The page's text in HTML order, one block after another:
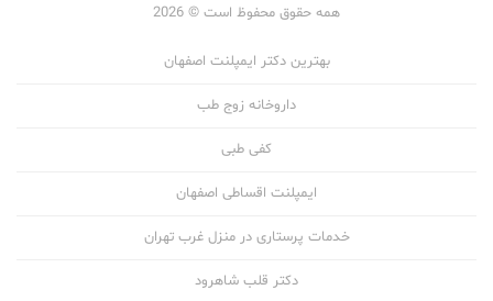
همه حقوق محفوظ است © 2026
بهترین دکتر ایمپلنت اصفهان
داروخانه زوج طب
کفی طبی
ایمپلنت اقساطی اصفهان
خدمات پرستاری در منزل غرب تهران
دکتر قلب شاهرود